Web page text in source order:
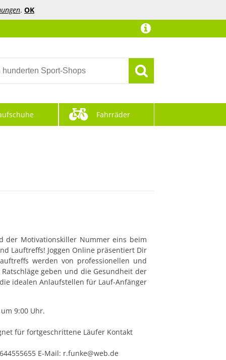
. OK
Fahrräder
der Motivationskiller Nummer eins beim
Lauftreffs! Joggen Online präsentiert Dir
werden von professionellen und
geben und die Gesundheit der
idealen Anlaufstellen für Lauf-Anfänger
9:00 Uhr.
für fortgeschrittene Läufer Kontakt